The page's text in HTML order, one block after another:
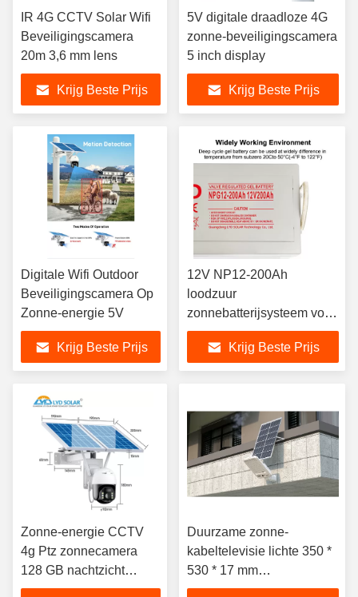
IR 4G CCTV Solar Wifi
Beveiligingscamera
20m 3,6 mm lens
Krijg Beste Prijs
5V digitale draadloze 4G
zonne-beveiligingscamera
5 inch display
Krijg Beste Prijs
Digitale Wifi Outdoor
Beveiligingscamera Op
Zonne-energie 5V
Krijg Beste Prijs
12V NP12-200Ah
loodzuur
zonnebatterijsysteem voor
elektrisch gereedschap
Krijg Beste Prijs
Zonne-energie CCTV
4g Ptz zonnecamera
128 GB nachtzicht
draadloze draadloze
Duurzame zonne-
kabeltelevisie lichte 350 *
530 * 17 mm
kabeltelevisie directe